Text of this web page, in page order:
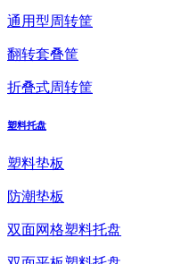
通用型周转筐
翻转套叠筐
折叠式周转筐
塑料托盘
塑料垫板
防潮垫板
双面网格塑料托盘